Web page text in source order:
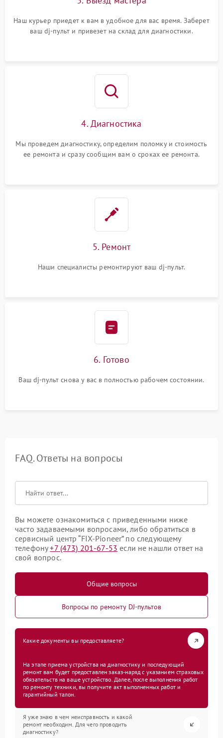
Наш курьер приедет к вам в удобное для вас время. Заберет
ваш dj-пульт и привезет на склад для диагностики.
4. Диагностика
Мы проведем диагностику, определим поломку и стоимость
ее ремонта и сразу сообщим вам о сроках ее ремонта.
5. Ремонт
Наши специалисты ремонтируют ваш dj-пульт.
6. Готово
Ваш dj-пульт снова у вас в полностью рабочем состоянии.
FAQ. Ответы на вопросы
Вы можете ознакомиться с приведенными ниже
часто задаваемыми вопросами, либо обратиться в
сервисный центр “FIX-Pioneer” по следующему
телефону+7 (473) 201-67-53 если не нашли ответ на
свой вопрос.
Общие вопросы
Вопросы по ремонту DJ-пультов
Какие документы вы предоставляете?
На этапе приема устройства на диагностику и последующий
ремонт вам будет предоставлен заказ-наряд с указанием страховых
обязательств на ваше устройство. Далее, после выполнения работ
по ремонту техники, вы получите акт выполненных работ и
гарантийный талон.
Я уже знаю в чем неисправность и какой
ремонт необходим. Для чего проводить
диагностику?